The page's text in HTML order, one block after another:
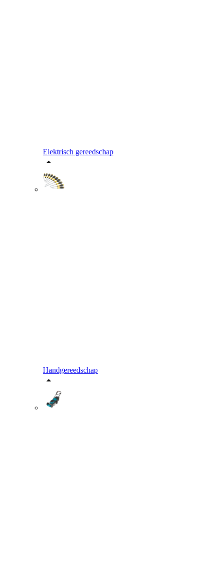
Elektrisch gereedschap
Handgereedschap